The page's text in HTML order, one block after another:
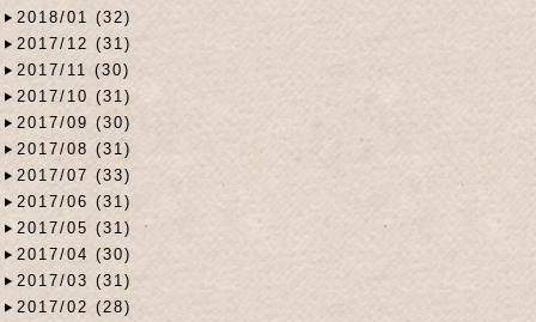
2018/01 (32)
2017/12 (31)
2017/11 (30)
2017/10 (31)
2017/09 (30)
2017/08 (31)
2017/07 (33)
2017/06 (31)
2017/05 (31)
2017/04 (30)
2017/03 (31)
2017/02 (28)